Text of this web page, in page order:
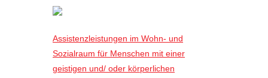
Assistenzleistungen im Wohn- und
Sozialraum für Menschen mit einer
geistigen und/ oder körperlichen